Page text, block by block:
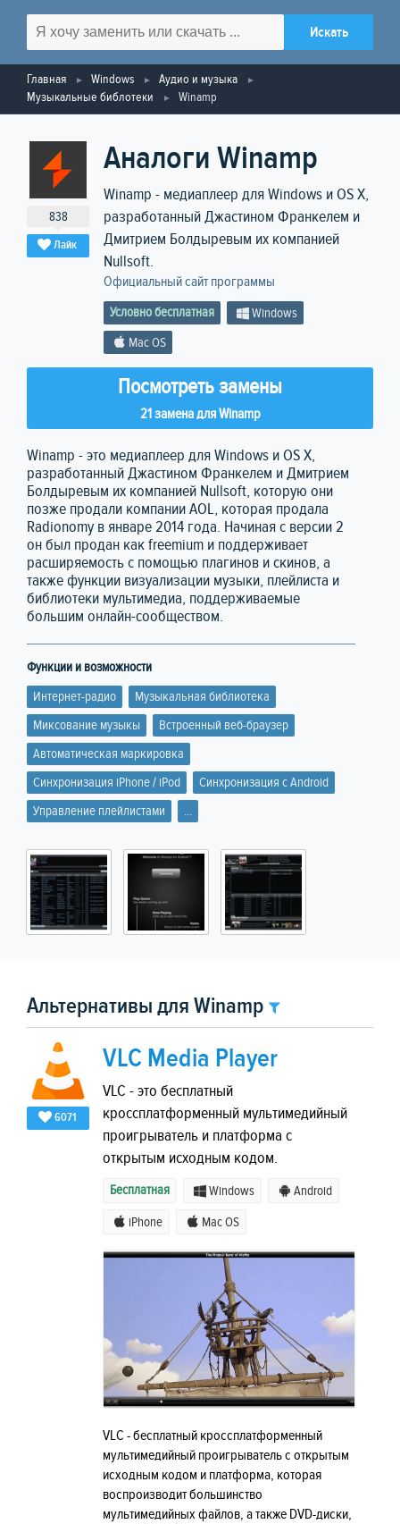
Главная Windows
Аудио и музыка
Музыкальные библотеки
Winamp
838
Лайк
Аналоги Winamp
Winamp - медиаплеер для Windows и OS X,
разработанный Джастином Франкелем и
Дмитрием Болдыревым их компанией
Nullsoft.
Официальный сайт программы
Условно бесплатная
Windows
Mac OS
Посмотреть замены
21 замена для Winamp
Winamp - это медиаплеер для Windows и OS X,
разработанный Джастином Франкелем и Дмитрием
Болдыревым их компанией Nullsoft, которую они
позже продали компании AOL, которая продала
Radionomy в январе 2014 года. Начиная с версии 2
он был продан как freemium и поддерживает
расширяемость с помощью плагинов и скинов, а
также функции визуализации музыки, плейлиста и
библиотеки мультимедиа, поддерживаемые
большим онлайн-сообществом.
Функции и возможности
Интернет-радио
Музыкальная библиотека
Миксование музыкы
Встроенный веб-браузер
Автоматическая маркировка
Синхронизация iPhone / iPod
Синхронизация с Android
Управление плейлистами
...
Альтернативы для Winamp
6071
VLC Media Player
VLC - это бесплатный
кроссплатформенный мультимедийный
проигрыватель и платформа с
открытым исходным кодом.
Бесплатная Windows Android
iPhone Mac OS
VLC - бесплатный кроссплатформенный
мультимедийный проигрыватель с открытым
исходным кодом и платформа, которая
воспроизводит большинство
мультимедийных файлов, а также DVD-диски,